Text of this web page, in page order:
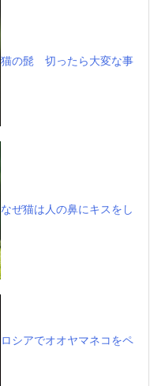
猫の髭 切ったら大変な事
なぜ猫は人の鼻にキスをし
ロシアでオオヤマネコをペ